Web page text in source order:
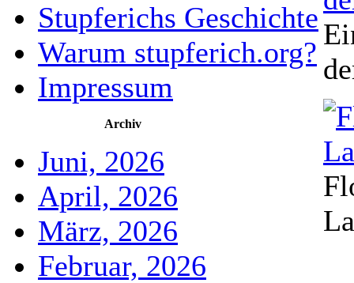
Stupferichs Geschichte
Warum stupferich.org?
Impressum
Archiv
Juni, 2026
April, 2026
März, 2026
Februar, 2026